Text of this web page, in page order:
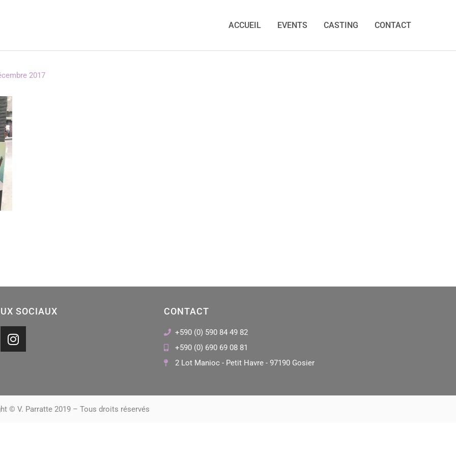
ACCUEIL EVENTS CASTING CONTACT
2017
SOCIAUX
I
n
g
r
CONTACT
+590 (0) 590 84 49 82
+590 (0) 690 69 08 81
2 Lot Manioc - Petit Havre - 97190 Gosier
© V. Parratte 2019 – Tous droits réservés